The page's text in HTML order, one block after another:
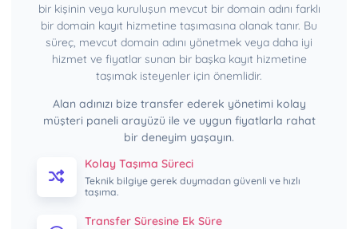
bir kişinin veya kuruluşun mevcut bir domain adını farklı
bir domain kayıt hizmetine taşımasına olanak tanır. Bu
süreç, mevcut domain adını yönetmek veya daha iyi
hizmet ve fiyatlar sunan bir başka kayıt hizmetine
taşımak isteyenler için önemlidir.
Alan adınızı bize transfer ederek yönetimi kolay
müşteri paneli arayüzü ile ve uygun fiyatlarla rahat
bir deneyim yaşayın.
Kolay Taşıma Süreci
Teknik bilgiye gerek duymadan güvenli ve hızlı
taşıma.
Transfer Süresine Ek Süre